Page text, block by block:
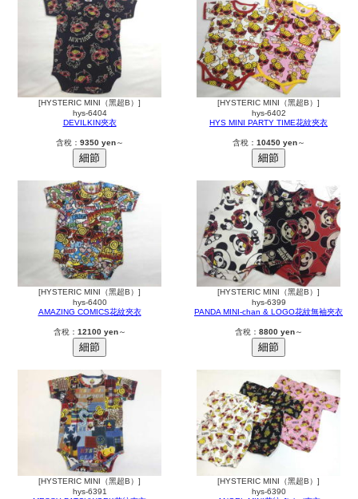
[HYSTERIC MINI（黑超B）]
hys-6404
DEVILKIN夾衣
含稅： 9350 yen～
[HYSTERIC MINI（黑超B）]
hys-6402
HYS MINI PARTY TIME花紋夾衣
含稅： 10450 yen～
[HYSTERIC MINI（黑超B）]
hys-6400
AMAZING COMICS花紋夾衣
含稅： 12100 yen～
[HYSTERIC MINI（黑超B）]
hys-6399
PANDA MINI-chan & LOGO花紋無袖夾衣
含稅： 8800 yen～
[HYSTERIC MINI（黑超B）]
hys-6391
[HYSTERIC MINI（黑超B）]
hys-6390